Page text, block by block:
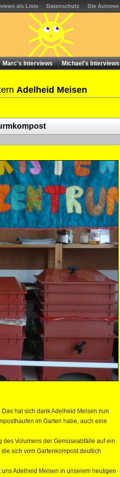
als Liste Datenschutz Die Autoren
Marc's Interviews Michael's Interviews
Adelheid Meisen
hat sich dank Adelheid Meisen nun
im Garten habe, auch eine
Volumens der Gemüseabfälle auf ein
sich vom Gartenkompost deutlich
Adelheid Meisen in unserem heutigen